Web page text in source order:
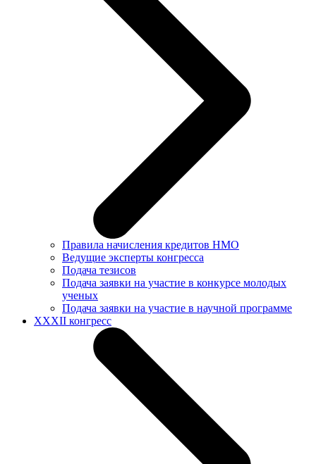
Правила начисления кредитов НМО
Ведущие эксперты конгресса
Подача тезисов
Подача заявки на участие в конкурсе молодых
ученых
Подача заявки на участие в научной программе
XXXII конгресс